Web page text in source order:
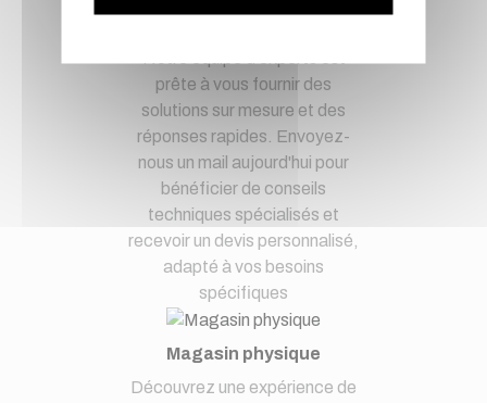
prête à vous fournir des
solutions sur mesure et des
réponses rapides. Envoyez-
nous un mail aujourd'hui pour
bénéficier de conseils
techniques spécialisés et
recevoir un devis personnalisé,
adapté à vos besoins
spécifiques
Magasin physique
Découvrez une expérience de